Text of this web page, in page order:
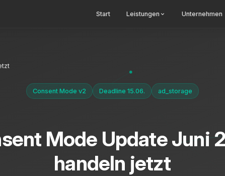
Start Leistungen Unternehmen
Consent Mode v2 Deadline 15.06. ad_storage
Mode Update Juni
handeln jetzt